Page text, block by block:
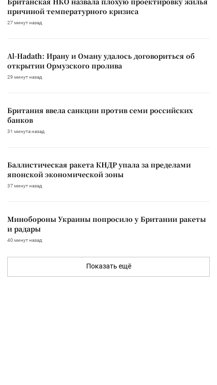
причиной температурного кризиса
27 минут назад
Al-Hadath: Ирану и Оману удалось договориться об
открытии Ормузского пролива
29 минут назад
Британия ввела санкции против семи российских
банков
31 минута назад
Баллистическая ракета КНДР упала за пределами
японской экономической зоны
37 минут назад
Минобороны Украины попросило у Британии ракеты
и радары
40 минут назад
Показать ещё